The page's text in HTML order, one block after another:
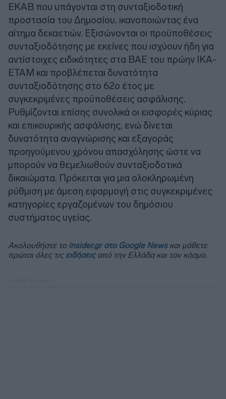
ΕΚΑΒ που υπάγονται στη συνταξιοδοτική
προστασία του Δημοσίου, ικανοποιώντας ένα
αίτημα δεκαετιών. Εξισώνονται οι προϋποθέσεις
συνταξιοδότησης με εκείνες που ισχύουν ήδη για
αντίστοιχες ειδικότητες στα ΒΑΕ του πρώην ΙΚΑ-
ΕΤΑΜ και προβλέπεται δυνατότητα
συνταξιοδότησης στο 62ο έτος με
συγκεκριμένες προϋποθέσεις ασφάλισης.
Ρυθμίζονται επίσης συνολικά οι εισφορές κύριας
και επικουρικής ασφάλισης, ενώ δίνεται
δυνατότητα αναγνώρισης και εξαγοράς
προηγούμενου χρόνου απασχόλησης ώστε να
μπορούν να θεμελιωθούν συνταξιοδοτικά
δικαιώματα. Πρόκειται για μια ολοκληρωμένη
ρύθμιση με άμεση εφαρμογή στις συγκεκριμένες
κατηγορίες εργαζομένων του δημόσιου
συστήματος υγείας.
Ακολουθήστε το insider.gr στο Google Newsκαι μάθετε
πρώτοι όλες τις ειδήσειςαπό την Ελλάδα και τον κόσμο.